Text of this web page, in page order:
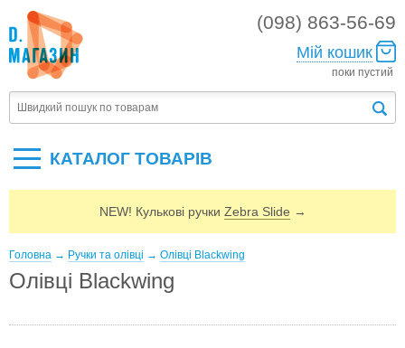
(098) 863-56-69
Мій кошик
поки пустий
КАТАЛОГ ТОВАРIВ
NEW! Кулькові ручки Zebra Slide →
Головна → Ручки та олівці → Олівці Blackwing
Олівці Blackwing